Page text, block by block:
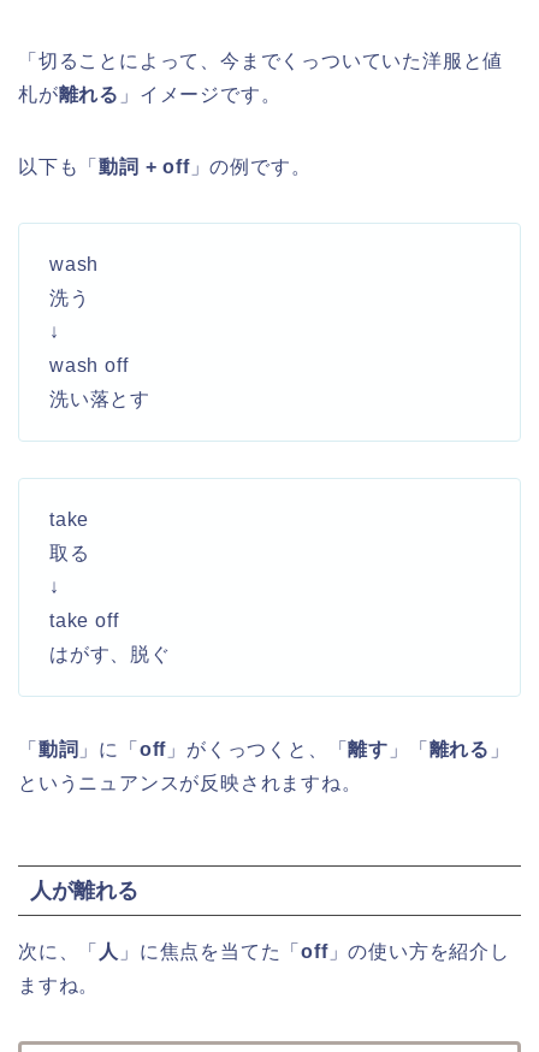
「切ることによって、今までくっついていた洋服と値
札が離れる 」イメージです。
以下も「動詞 + off」の例です。
wash
洗う
↓
wash off
洗い落とす
take
取る
↓
take off
はがす、脱ぐ
「 動詞 」に「 off 」がくっつくと、「離す 」「 離れる 」
というニュアンスが反映されますね。
人が離れる
次に、「 人 」に焦点を当てた「off」の使い方を紹介し
ますね。